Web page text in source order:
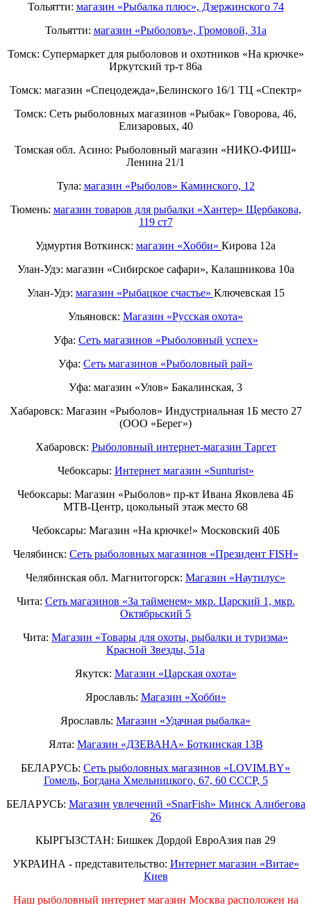
Тольятти: магазин «Рыбалка плюс», Дзержинского 74
Тольятти: магазин «Рыболовъ», Громовой, 31а
Томск: Супермаркет для рыболовов и охотников «На крючке»
Иркутский тр-т 86а
Томск: магазин «Спецодежда»,Белинского 16/1 ТЦ «Спектр»
Томск: Сеть рыболовных магазинов «Рыбак» Говорова, 46,
Елизаровых, 40
Томская обл. Асино: Рыболовный магазин «НИКО-ФИШ»
Ленина 21/1
Тула: магазин «Рыболов» Каминского, 12
Тюмень: магазин товаров для рыбалки «Хантер» Щербакова,
119 ст7
Удмуртия Воткинск: магазин «Хобби» Кирова 12а
Улан-Удэ: магазин «Сибирское сафари», Калашникова 10а
Улан-Удэ: магазин «Рыбацкое счастье» Ключевская 15
Ульяновск: Магазин «Русская охота»
Уфа: Сеть магазинов «Рыболовный успех»
Уфа: Сеть магазинов «Рыболовный рай»
Уфа: магазин «Улов» Бакалинская, 3
Хабаровск: Магазин «Рыболов» Индустриальная 1Б место 27
(ООО «Берег»)
Хабаровск: Рыболовный интернет-магазин Таргет
Чебоксары: Интернет магазин «Sunturist»
Чебоксары: Магазин «Рыболов» пр-кт Ивана Яковлева 4Б
МТВ-Центр, цокольный этаж место 68
Чебоксары: Магазин «На крючке!» Московский 40Б
Челябинск: Сеть рыболовных магазинов «Президент FISH»
Челябинская обл. Магнитогорск: Магазин «Наутилус»
Чита: Сеть магазинов «За тайменем» мкр. Царский 1, мкр.
Октябрьский 5
Чита: Магазин «Товары для охоты, рыбалки и туризма»
Красной Звезды, 51а
Якутск: Магазин «Царская охота»
Ярославль: Магазин «Хобби»
Ярославль: Магазин «Удачная рыбалка»
Ялта: Магазин «ДЗЕВАНА» Боткинская 13В
БЕЛАРУСЬ: Сеть рыболовных магазинов «LOVIM.BY»
Гомель, Богдана Хмельницкого, 67, 60 СССР, 5
БЕЛАРУСЬ: Магазин увлечений «SnarFish» Минск Алибегова
26
КЫРГЫЗСТАН: Бишкек Дордой ЕвроАзия пав 29
УКРАИНА - представительство: Интернет магазин «Витае»
Киев
Наш рыболовный интернет магазин Москва расположен на